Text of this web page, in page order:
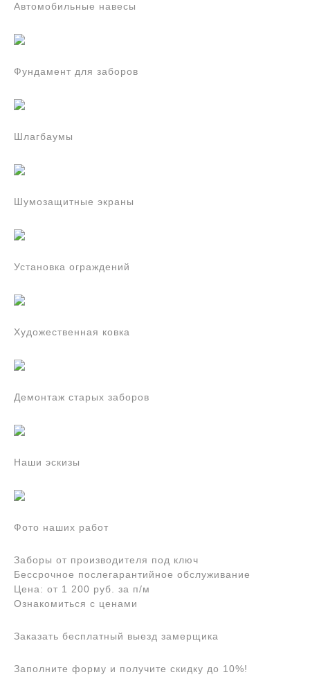
Автомобильные навесы
Фундамент для заборов
Шлагбаумы
Шумозащитные экраны
Установка ограждений
Художественная ковка
Демонтаж старых заборов
Наши эскизы
Фото наших работ
Заборы от производителя под ключ
Бессрочное послегарантийное обслуживание
Цена: от 1 200 руб. за п/м
Ознакомиться с ценами
Заказать бесплатный выезд замерщика
Заполните форму и получите скидку до 10%!